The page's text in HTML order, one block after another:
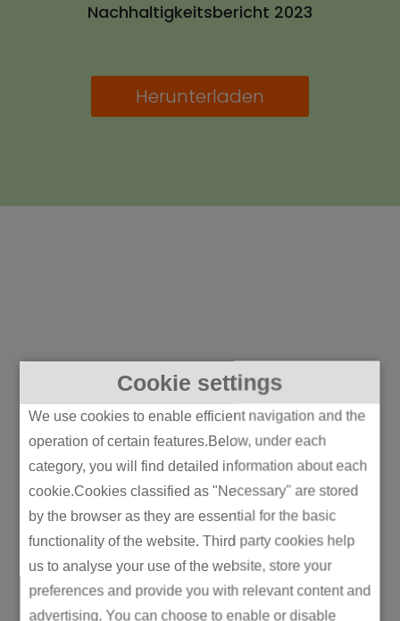
Cookie settings
We use cookies to enable efficient navigation and the
operation of certain features.Below, under each
category, you will find detailed information about each
cookie.Cookies classified as "Necessary" are stored
by the browser as they are essential for the basic
functionality of the website. Third party cookies help
us to analyse your use of the website, store your
preferences and provide you with relevant content and
advertising. You can choose to enable or disable
Nachhaltigkeitsbericht 2023
Herunterladen
2912 Millionen
kWh
Solarstrom
erzeugt von
der
Firmenzentra
le
Umstellung
auf bleifreie
Farben in all
unseren
Produktionsf
abriken
Weltweite
Produktionss
tandorte, die
die
Herstellung
näher zu
wichtigen
Märkten